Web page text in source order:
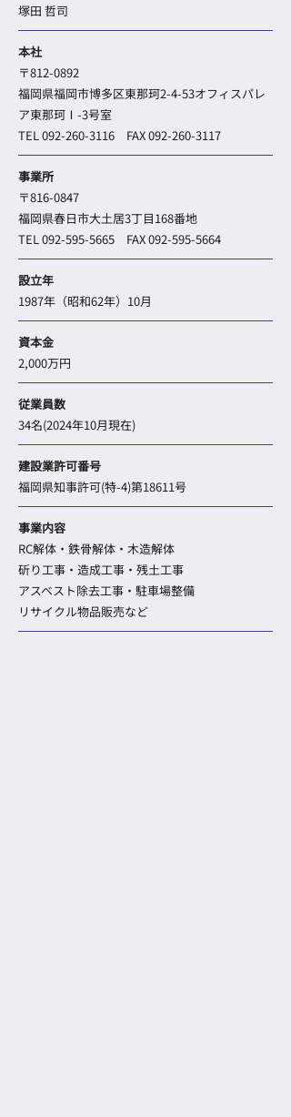
塚田 哲司
本社
〒812-0892
福岡県福岡市博多区東那珂2-4-53オフィスパレ
ア東那珂Ⅰ-3号室
TEL092-260-3116 FAX092-260-3117
事業所
〒816-0847
福岡県春日市大土居3丁目168番地
TEL092-595-5665 FAX092-595-5664
設立年
1987年（昭和62年）10月
資本金
2,000万円
従業員数
34名(2024年10月現在)
建設業許可番号
福岡県知事許可(特-4)第18611号
事業内容
RC解体・鉄骨解体・木造解体
斫り工事・造成工事・残土工事
アスベスト除去工事・駐車場整備
リサイクル物品販売など